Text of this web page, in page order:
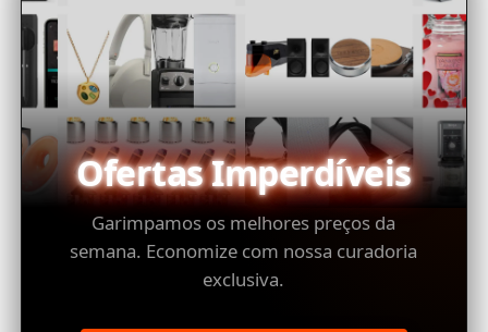
Ofertas Imperdíveis
Garimpamos os melhores preços da
semana. Economize com nossa curadoria
exclusiva.